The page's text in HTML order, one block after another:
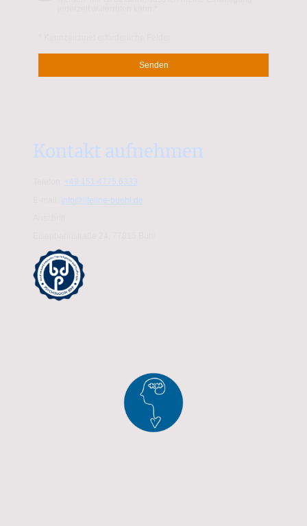
Senden
Kontakt aufnehmen
+49 151 4775 6333
info@lifeline-buehl.de